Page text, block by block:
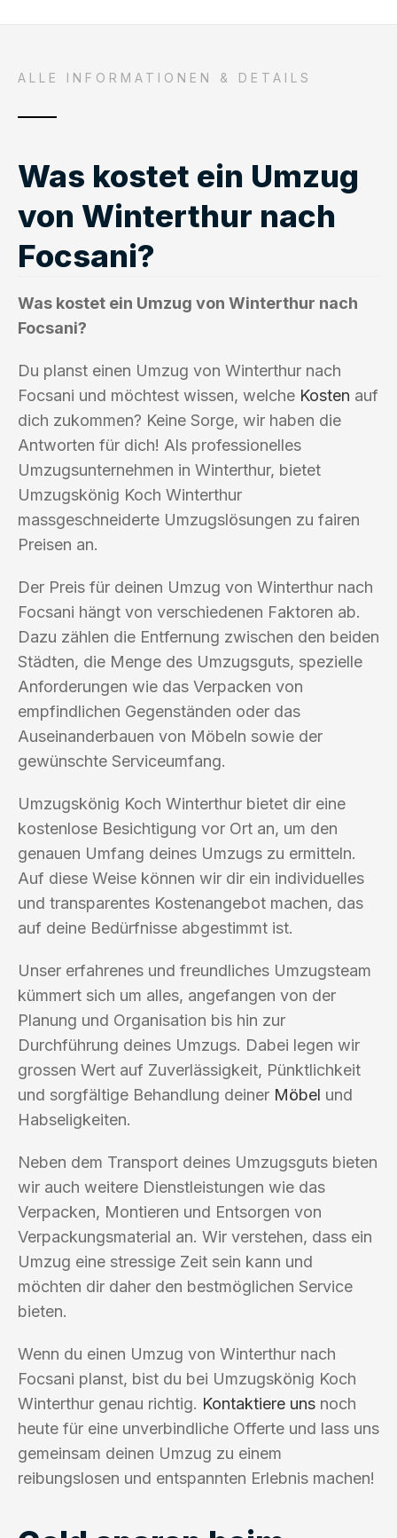
ALLE INFORMATIONEN & DETAILS
Was kostet ein Umzug
von Winterthur nach
Focsani?
Was kostet ein Umzug von Winterthur nach
Focsani?
Du planst einen Umzug von Winterthur nach
Focsani und möchtest wissen, welche Kosten auf
dich zukommen? Keine Sorge, wir haben die
Antworten für dich! Als professionelles
Umzugsunternehmen in Winterthur, bietet
Umzugskönig Koch Winterthur
massgeschneiderte Umzugslösungen zu fairen
Preisen an.
Der Preis für deinen Umzug von Winterthur nach
Focsani hängt von verschiedenen Faktoren ab.
Dazu zählen die Entfernung zwischen den beiden
Städten, die Menge des Umzugsguts, spezielle
Anforderungen wie das Verpacken von
empfindlichen Gegenständen oder das
Auseinanderbauen von Möbeln sowie der
gewünschte Serviceumfang.
Umzugskönig Koch Winterthur bietet dir eine
kostenlose Besichtigung vor Ort an, um den
genauen Umfang deines Umzugs zu ermitteln.
Auf diese Weise können wir dir ein individuelles
und transparentes Kostenangebot machen, das
auf deine Bedürfnisse abgestimmt ist.
Unser erfahrenes und freundliches Umzugsteam
kümmert sich um alles, angefangen von der
Planung und Organisation bis hin zur
Durchführung deines Umzugs. Dabei legen wir
grossen Wert auf Zuverlässigkeit, Pünktlichkeit
und sorgfältige Behandlung deiner Möbel und
Habseligkeiten.
Neben dem Transport deines Umzugsguts bieten
wir auch weitere Dienstleistungen wie das
Verpacken, Montieren und Entsorgen von
Verpackungsmaterial an. Wir verstehen, dass ein
Umzug eine stressige Zeit sein kann und
möchten dir daher den bestmöglichen Service
bieten.
Wenn du einen Umzug von Winterthur nach
Focsani planst, bist du bei Umzugskönig Koch
Winterthur genau richtig. Kontaktiere uns noch
heute für eine unverbindliche Offerte und lass uns
gemeinsam deinen Umzug zu einem
reibungslosen und entspannten Erlebnis machen!